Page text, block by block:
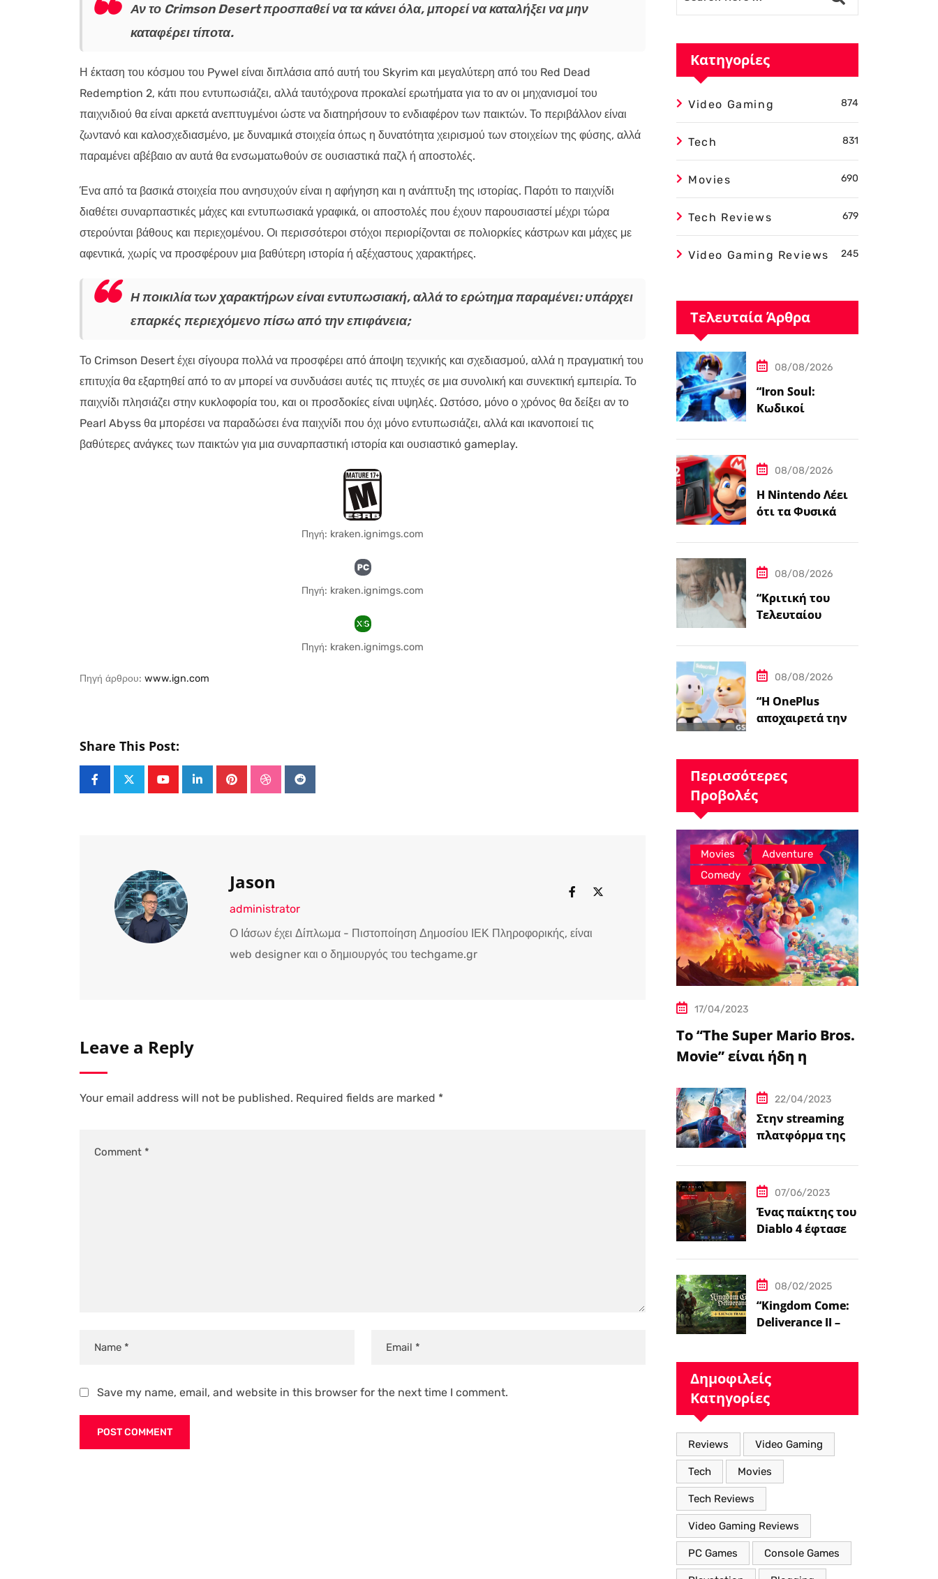
Αν το Crimson Desert προσπαθεί να τα κάνει όλα, μπορεί να καταλήξει να μην
καταφέρει τίποτα.
Η έκταση του κόσμου του Pywel είναι διπλάσια από αυτή του Skyrim και μεγαλύτερη από του Red Dead
Redemption 2, κάτι που εντυπωσιάζει, αλλά ταυτόχρονα προκαλεί ερωτήματα για το αν οι μηχανισμοί του
παιχνιδιού θα είναι αρκετά ανεπτυγμένοι ώστε να διατηρήσουν το ενδιαφέρον των παικτών. Το περιβάλλον είναι
ζωντανό και καλοσχεδιασμένο, με δυναμικά στοιχεία όπως η δυνατότητα χειρισμού των στοιχείων της φύσης, αλλά
παραμένει αβέβαιο αν αυτά θα ενσωματωθούν σε ουσιαστικά παζλ ή αποστολές.
Ένα από τα βασικά στοιχεία που ανησυχούν είναι η αφήγηση και η ανάπτυξη της ιστορίας. Παρότι το παιχνίδι
διαθέτει συναρπαστικές μάχες και εντυπωσιακά γραφικά, οι αποστολές που έχουν παρουσιαστεί μέχρι τώρα
στερούνται βάθους και περιεχομένου. Οι περισσότεροι στόχοι περιορίζονται σε πολιορκίες κάστρων και μάχες με
αφεντικά, χωρίς να προσφέρουν μια βαθύτερη ιστορία ή αξέχαστους χαρακτήρες.
Η ποικιλία των χαρακτήρων είναι εντυπωσιακή, αλλά το ερώτημα παραμένει: υπάρχει
επαρκές περιεχόμενο πίσω από την επιφάνεια;
Το Crimson Desert έχει σίγουρα πολλά να προσφέρει από άποψη τεχνικής και σχεδιασμού, αλλά η πραγματική του
επιτυχία θα εξαρτηθεί από το αν μπορεί να συνδυάσει αυτές τις πτυχές σε μια συνολική και συνεκτική εμπειρία. Το
παιχνίδι πλησιάζει στην κυκλοφορία του, και οι προσδοκίες είναι υψηλές. Ωστόσο, μόνο ο χρόνος θα δείξει αν το
Pearl Abyss θα μπορέσει να παραδώσει ένα παιχνίδι που όχι μόνο εντυπωσιάζει, αλλά και ικανοποιεί τις
βαθύτερες ανάγκες των παικτών για μια συναρπαστική ιστορία και ουσιαστικό gameplay.
Πηγή: kraken.ignimgs.com
Πηγή: kraken.ignimgs.com
Πηγή: kraken.ignimgs.com
Πηγή άρθρου: www.ign.com
Share This Post:
LinkedInPinterestStumbleUpon
Reddit
Jason
administrator
Ο Ιάσων έχει Δίπλωμα - Πιστοποίηση Δημοσίου ΙΕΚ Πληροφορικής, είναι
web designer και ο δημιουργός του techgame.gr
Leave a Reply
Your email address will not be published. Required fields are marked *
Save my name, email, and website in this browser for the next time I comment.
Κατηγορίες
Video Gaming 874
Tech 831
Movies 690
Tech Reviews 679
Video Gaming Reviews 245
Τελευταία Άρθρα
08/08/2026
“Iron Soul:
Κωδικοί
Λαβύρινθου για
τον Αύγουστο
2026”08/08/2026
Η Nintendo Λέει
ότι τα Φυσικά
Εξακολουθούν να
Αποτελούν το
38,5%…
08/08/2026
“Κριτική του
Τελευταίου
08/08/2026
“Η OnePlus
αποχαιρετά την
ασύρματο
φορτιστή 50W –
GSMArena.com”
Περισσότερες
Προβολές
Movies , Adventure ,
Comedy
17/04/2023
Το “The Super Mario Bros.
Movie” είναι ήδη η
μεταφορά
βιντεοπαιχνιδιού στον
κινηματογράφο
22/04/2023
Στην streaming
πλατφόρμα της
σήμερα πέντε
ταινίες Spider-
Man
07/06/2023
Ένας παίκτης του
Diablo 4 έφτασε
08/02/2025
“Kingdom Come:
Deliverance II – Η
Κόσμο με Νέα
Βελτιωμένα
Χαρακτηριστικά”
Δημοφιλείς
Κατηγορίες
Reviews Video Gaming
Tech Movies
Tech Reviews
Video Gaming Reviews
PC Games Console Games